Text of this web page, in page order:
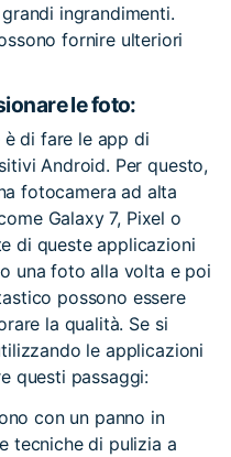
ingrandimenti.
fornire ulteriori
le foto:
è di fare le app di
Android. Per questo,
fotocamera ad alta
Galaxy 7, Pixel o
di queste applicazioni
una foto alla volta e poi
possono essere
la qualità. Se si
le applicazioni
questi passaggi:
con un panno in
tecniche di pulizia a